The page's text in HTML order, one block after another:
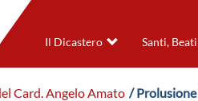
Il Dicastero Santi,
Card. Angelo Amato /